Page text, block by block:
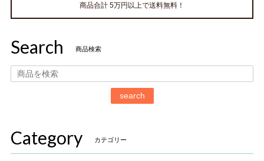
商品合計 5万円以上で送料無料！
Search 商品検索
search
Category カテゴリー